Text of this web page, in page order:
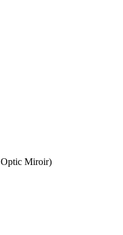
Optic Miroir)